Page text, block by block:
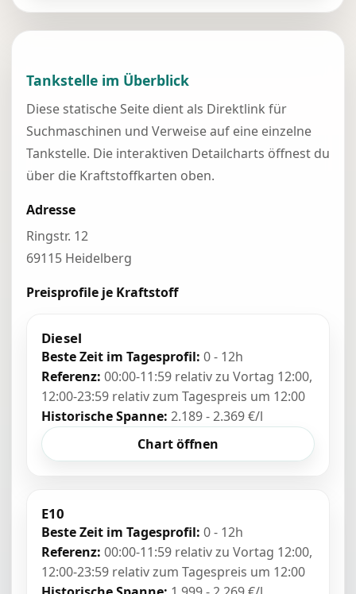
Tankstelle im Überblick
Diese statische Seite dient als Direktlink für
Suchmaschinen und Verweise auf eine einzelne
Tankstelle. Die interaktiven Detailcharts öffnest du
über die Kraftstoffkarten oben.
Adresse
Ringstr. 12
69115 Heidelberg
Preisprofile je Kraftstoff
Diesel
Beste Zeit im Tagesprofil: 0 - 12h
Referenz: 00:00-11:59 relativ zu Vortag 12:00,
12:00-23:59 relativ zum Tagespreis um 12:00
Historische Spanne: 2.189 - 2.369 €/l
Chart öffnen
E10
Beste Zeit im Tagesprofil: 0 - 12h
Referenz: 00:00-11:59 relativ zu Vortag 12:00,
12:00-23:59 relativ zum Tagespreis um 12:00